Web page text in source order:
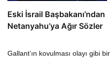
Eski İsrail Başbakanı’ndan
Netanyahu’ya Ağır Sözler
Gallant’ın kovulması olayı gibi